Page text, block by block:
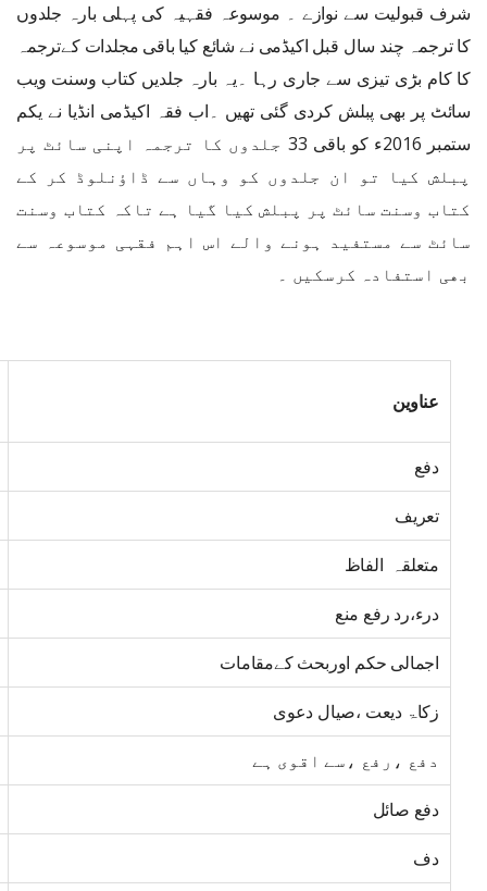
شرف قبولیت سے نوازے ۔ موسوعہ فقہیہ کی پہلی بارہ جلدوں
کا ترجمہ چند سال قبل اکیڈمی نے شائع کیا باقی مجلدات کےترجمہ
کا کام بڑی تیزی سے جاری رہا ۔یہ بارہ جلدیں کتاب وسنت ویب
سائٹ پر بھی پبلش کردی گئی تھیں ۔اب فقہ اکیڈمی انڈیا نے یکم
ستمبر 2016ء کو باقی 33 جلدوں کا ترجمہ اپنی سائٹ پر
پبلش کیا تو ان جلدوں کو وہاں سے ڈاؤنلوڈ کر کے
کتاب وسنت سائٹ پر پبلش کیا گیا ہے تاکہ کتاب وسنت
سائٹ سے مستفید ہونے والے اس اہم فقہی موسوعہ سے
بھی استفادہ کرسکیں ۔
عناوین
دفع
تعریف
متعلقہ الفاظ
درء،رد رفع منع
اجمالی حکم اوربحث کےمقامات
زکاۃ دیعت ،صیال دعوی
دفع ،رفع ،سے اقوی ہے
دفع صائل
دف